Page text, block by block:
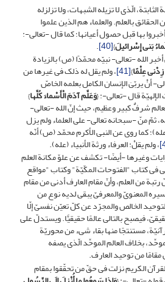
الّذی لا تزیله الشبهات، ولا تزلزله
بالعلم. والعلماء هم الذین علموا
بها قبل حصول أعیانها؛ کما قال -تعالى-:
بَنی‏ إِسْرائیلَ}
[40]
.
الله -تعالى- نبیّه محمّدًا (ص) بالزیادة
عِلْمًا}
[41] ، ولم یقل له ذلک فی غیرها من
أنْ یربّیَ الإنسان الکامل بعلمه الخاصّ
قال -تعالى-: {وَعَلَّم آدَمَ الْأَسْماءَ کُلَّها}
شرفٌ کبیر وعظیم، حیث إنّ الله -تعالى-
ثمّ منّ -سبحانه تعالى- على العلماء ولم یزل
(عله)؛ کما روی عن النبی الأکرم محمّد (ص) أنّه
، ولم یقلْ: العرفاء ورثة الأنبیاء (عله).
وغیرها -أیضًا- تکشف عن علوّ مکانة العلم
فی کتاب "الفتوحات المکّیّة" وکتاب "مواقع
رتبة من العلم، وأنّ مقام العارف أدنى من مقام
المعنویّ والمعرفیّ یبقى لدیه نوع من
التوحید الخالص والمجرّد عن کلّ تعیّن نفسیّ إلّا
فیصبح بالتالی عالمًا حقیقیًّا. ویستدلّ على
مستنتجًا منها بقاء شیء من محوریّة
بخلاف العالم الموحِّد الّذی یصفه
من توحید العارف.
الکریم نزلت فی حقّ من تحقّقوا بمقام